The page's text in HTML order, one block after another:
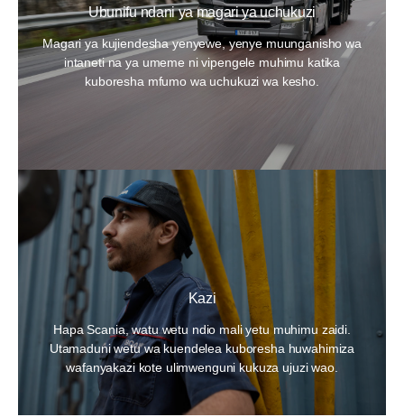
Ubunifu ndani ya magari ya uchukuzi
Magari ya kujiendesha yenyewe, yenye muunganisho wa
intaneti na ya umeme ni vipengele muhimu katika
kuboresha mfumo wa uchukuzi wa kesho.
Kazi
Hapa Scania, watu wetu ndio mali yetu muhimu zaidi.
Utamaduni wetu wa kuendelea kuboresha huwahimiza
wafanyakazi kote ulimwenguni kukuza ujuzi wao.